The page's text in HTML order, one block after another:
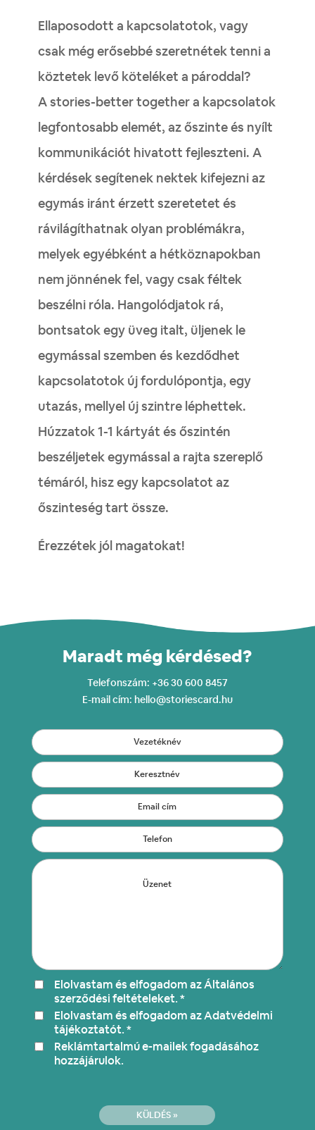
Ellaposodott a kapcsolatotok, vagy
csak még erősebbé szeretnétek tenni a
köztetek levő köteléket a pároddal?
A stories-better together a kapcsolatok
legfontosabb elemét, az őszinte és nyílt
kommunikációt hivatott fejleszteni. A
kérdések segítenek nektek kifejezni az
egymás iránt érzett szeretetet és
rávilágíthatnak olyan problémákra,
melyek egyébként a hétköznapokban
nem jönnének fel, vagy csak féltek
beszélni róla. Hangolódjatok rá,
bontsatok egy üveg italt, üljenek le
egymással szemben és kezdődhet
kapcsolatotok új fordulópontja, egy
utazás, mellyel új szintre léphettek.
Húzzatok 1-1 kártyát és őszintén
beszéljetek egymással a rajta szereplő
témáról, hisz egy kapcsolatot az
őszinteség tart össze.
Érezzétek jól magatokat!
Maradt még kérdésed?
Telefonszám: +36 30 600 8457
E-mail cím: hello@storiescard.hu
Elolvastam és elfogadom az Általános
szerződési feltételeket. *
Elolvastam és elfogadom az Adatvédelmi
tájékoztatót. *
Reklámtartalmú e-mailek fogadásához
hozzájárulok.